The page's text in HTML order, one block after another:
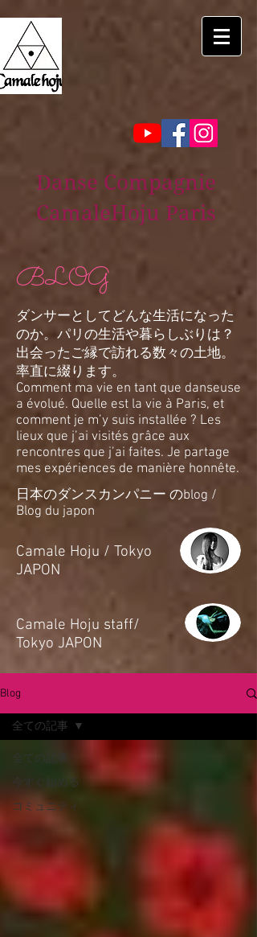
Danse Compagnie
CamaleHoju Paris
BLOG
ダンサーとしてどんな生活になった
のか。パリの生活や暮らしぶりは？
出会ったご縁で訪れる数々の土地。
率直に綴ります。
Comment ma vie en tant que danseuse
a évolué. Quelle est la vie à Paris, et
comment je m’y suis installée ? Les
lieux que j’ai visités grâce aux
rencontres que j’ai faites. Je partage
mes expériences de manière honnête.
日本のダンスカンパニー のblog /
Blog du japon
​Camale Hoju / Tokyo
JAPON
​Camale Hoju staff/
Tokyo JAPON
Blog
全ての記事
今すぐ始める
コミュニティ
全ての記事